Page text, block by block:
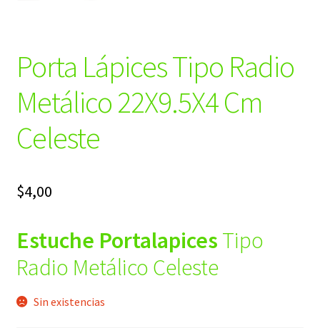
Porta Lápices Tipo Radio
Metálico 22X9.5X4 Cm
Celeste
$4,00
Estuche Portalapices Tipo
Radio Metálico Celeste
Sin existencias